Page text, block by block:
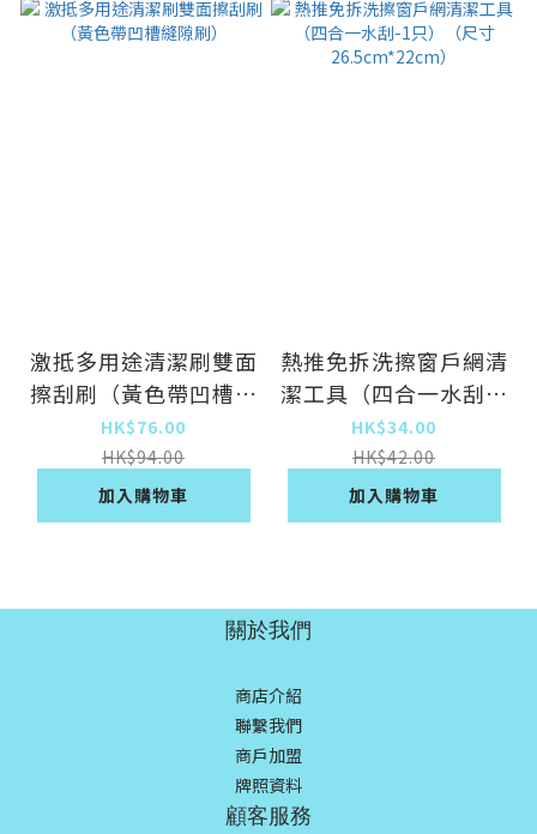
激抵多用途清潔刷雙面
擦刮刷（黃色帶凹槽縫
隙刷）
HK$76.00
HK$94.00
加入購物車
熱推免拆洗擦窗戶網清
潔工具（四合一水刮-1
只）（尺寸
26.5cm*22cm）
HK$34.00
HK$42.00
加入購物車
關於我們
商店介紹
聯繫我們
商戶加盟
牌照資料
顧客服務